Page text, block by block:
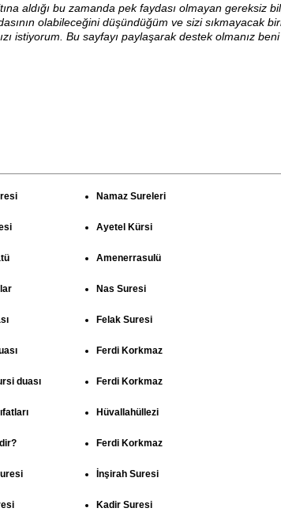
aldığı bu zamanda pek faydası olmayan
olabileceğini düşündüğüm ve sizi sıkmayacak
istiyorum. Bu sayfayı paylaşarak destek olmanız
duası
Namaz Sureleri
Ayetel Kürsi
Amenerrasulü
Nas Suresi
Felak Suresi
Ferdi Korkmaz
Ferdi Korkmaz
Hüvallahüllezi
Ferdi Korkmaz
İnşirah Suresi
Kadir Suresi